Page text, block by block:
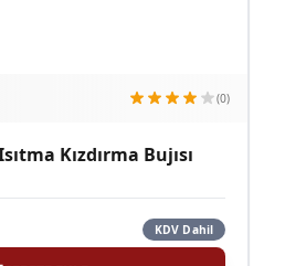
(0)
Kızdırma Bujısı
KDV Dahil